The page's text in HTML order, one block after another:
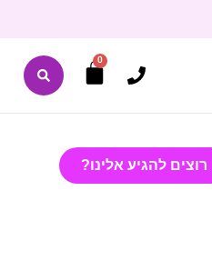
0
רוצים להגיע אלינו?